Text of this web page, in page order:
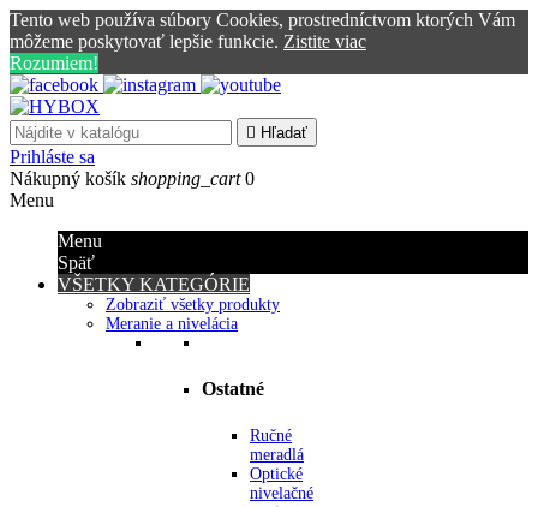
Tento web používa súbory Cookies, prostredníctvom ktorých Vám
môžeme poskytovať lepšie funkcie. Zistite viac
Rozumiem!
 Hľadať
Prihláste sa
Nákupný košík shopping_cart 0
Menu
Menu
Späť
VŠETKY KATEGÓRIE
Zobraziť všetky produkty
Meranie a nivelácia
Ostatné
Ručné
meradlá
Optické
nivelačné